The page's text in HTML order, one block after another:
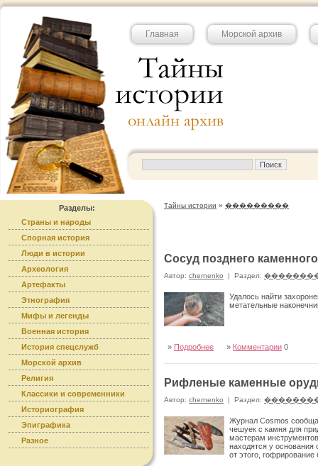
Главная Морской архив
Разделы:
Страны и народы
Спорная история
Люди в истории
Археология
Артефакты
Этнография
Мифы и легенды
Военная история
История спецслужб
Морской архив
Религия
Классики и современники
Историография
Эпиграфика
Разное
Тайны истории » ���������
Сосуд позднего
Автор: chernenko | Раздел:
Удалось найти
метательные
» Подробнее » Комментарии 0
Рифленые каменные
Автор: chernenko | Раздел:
Журнал Cosmos
чешуек с камня для
мастерам
находятся у основания
от этого,